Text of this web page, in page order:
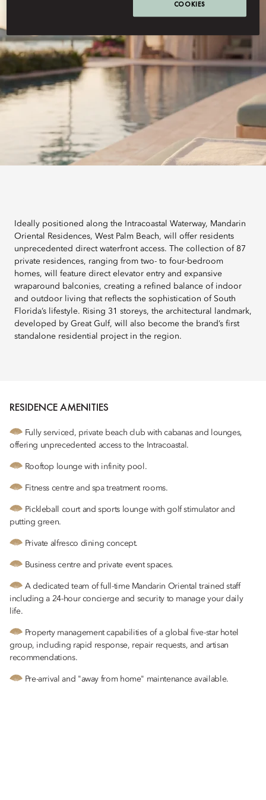
Ideally positioned along the Intracoastal Waterway, Mandarin
Oriental Residences, West Palm Beach, will offer residents
unprecedented direct waterfront access. The collection of 87
private residences, ranging from two- to four-bedroom
homes, will feature direct elevator entry and expansive
wraparound balconies, creating a refined balance of indoor
and outdoor living that reflects the sophistication of South
Florida’s lifestyle. Rising 31 storeys, the architectural landmark,
developed by Great Gulf, will also become the brand’s first
standalone residential project in the region.
RESIDENCE AMENITIES
Fully serviced, private beach club with cabanas and lounges,
offering unprecedented access to the Intracoastal.
Rooftop lounge with infinity pool.
Fitness centre and spa treatment rooms.
Pickleball court and sports lounge with golf stimulator and
putting green.
Private alfresco dining concept.
Business centre and private event spaces.
A dedicated team of full-time Mandarin Oriental trained staff
including a 24-hour concierge and security to manage your daily
life.
Property management capabilities of a global five-star hotel
group, including rapid response, repair requests, and artisan
recommendations.
Pre-arrival and "away from home" maintenance available.
COOKIES